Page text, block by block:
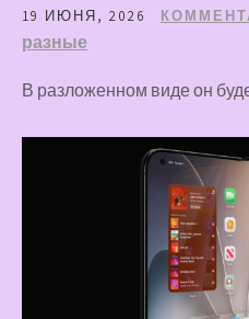
19 ИЮНЯ, 2026
разные
В разложенном виде он